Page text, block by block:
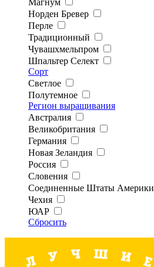
Магнум
Норден Бревер
Перле
Традиционный
Чувашхмельпром
Шпальтер Селект
Сорт
Светлое
Полутемное
Регион выращивания
Австралия
Великобритания
Германия
Новая Зеландия
Россия
Словения
Соединенные Штаты Америки
Чехия
ЮАР
Сбросить